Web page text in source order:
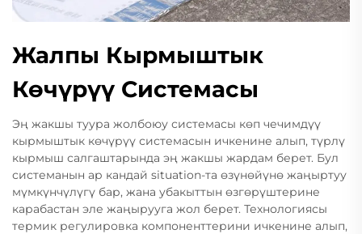
Жалпы Кырмыштык
Көчүрүү Системасы
Эң жакшы туура жолбоюу системасы көп чечимдүү
кырмыштык көчүрүү системасын ичкенине алып, түрлү
кырмыш салгаштарында эң жакшы жардам берет. Бул
системанын ар кандай situation-та өзүнөйүнө жаңыртуу
мүмкүнчүлүгү бар, жана убакыттын өзгөрүштерине
карабастан эле жаңырууга жол берет. Технологиясы
термик регулировка компоненттерини ичкенине алып,